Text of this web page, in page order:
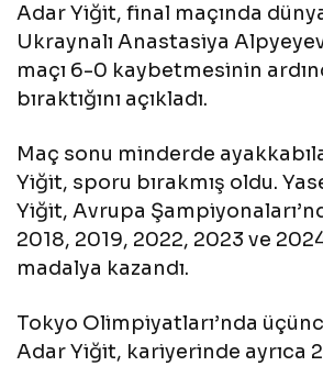
Adar Yiğit, final maçında
Ukraynalı Anastasiya
maçı 6-0 kaybetmesinin
bıraktığını açıkladı.
Maç sonu minderde
Yiğit, sporu bırakmış oldu.
Yiğit, Avrupa
2018, 2019, 2022, 2023 ve
madalya kazandı.
Tokyo Olimpiyatları’nda
Adar Yiğit, kariyerinde ayrıca